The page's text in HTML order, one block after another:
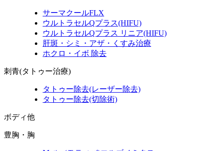
サーマクールFLX
ウルトラセルQプラス(HIFU)
ウルトラセルQプラス リニア(HIFU)
肝斑・シミ・アザ・くすみ治療
ホクロ・イボ 除去
刺青(タトゥー治療)
タトゥー除去(レーザー除去)
タトゥー除去(切除術)
ボディ他
豊胸・胸